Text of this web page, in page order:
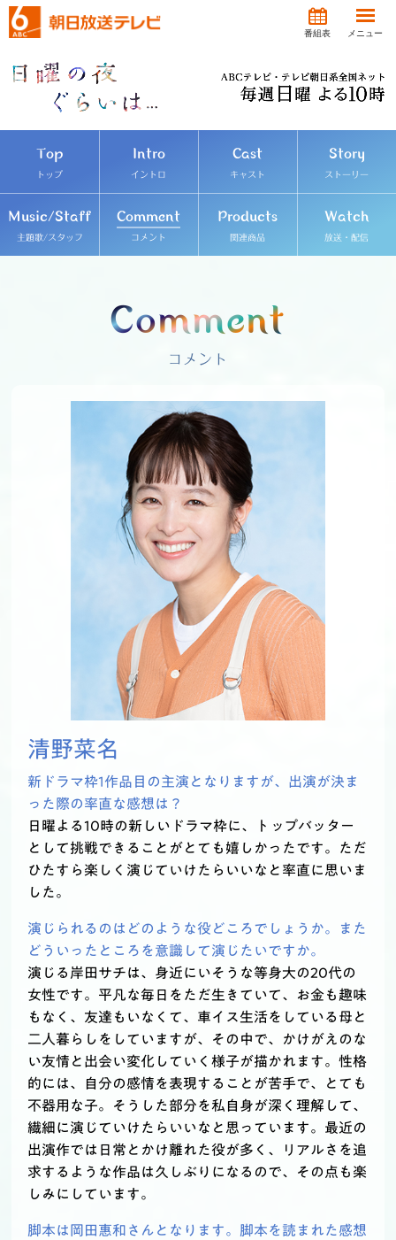
番組表 メニュー
Top
トップ
Intro
イントロ
Cast
キャスト
Story
ストーリー
Music/Staff
主題歌/スタッフ
Comment
コメント
Products
関連商品
Watch
放送・配信
Comment
コメント
清野菜名
新ドラマ枠1作品目の主演となりますが、出演が決ま
った際の率直な感想は？
日曜よる10時の新しいドラマ枠に、トップバッター
として挑戦できることがとても嬉しかったです。ただ
ひたすら楽しく演じていけたらいいなと率直に思いま
した。
演じられるのはどのような役どころでしょうか。また
どういったところを意識して演じたいですか。
演じる岸田サチは、身近にいそうな等身大の20代の
女性です。平凡な毎日をただ生きていて、お金も趣味
もなく、友達もいなくて、車イス生活をしている母と
二人暮らしをしていますが、その中で、かけがえのな
い友情と出会い変化していく様子が描かれます。性格
的には、自分の感情を表現することが苦手で、とても
不器用な子。そうした部分を私自身が深く理解して、
繊細に演じていけたらいいなと思っています。最近の
出演作では日常とかけ離れた役が多く、リアルさを追
求するような作品は久しぶりになるので、その点も楽
しみにしています。
脚本は岡田惠和さんとなります。脚本を読まれた感想